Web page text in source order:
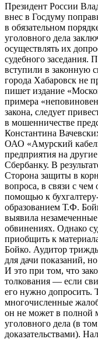
Президент России
внес в Госдуму
в обязательном
уголовного дела
осуществлять их
судебного заседания.
вступили в законную
города Хабаровск не
пишет издание
примера
закона, следует
в мошенничестве
Константина
ОАО «Амурский
предприятия на
Сбербанку. В
Сторона защиты в
вопроса, в связи с чем
помощью к
образованием Т.Ф.
выявила
обвинениях. Однако
приобщить к
Бойко. Аудитор
для дачи показаний,
И это при том, что
толкования — если
его нужно допросить.
многочисленные
он не может в полной
уголовного дела (в
доказательствами).